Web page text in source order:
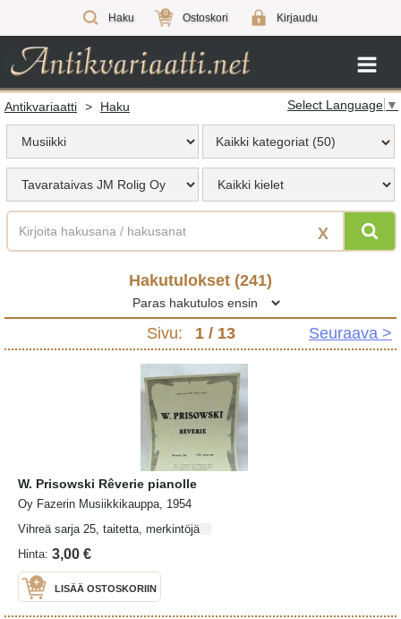
Haku 0 Ostoskori Kirjaudu
Select Language ▼
Antikvariaatti > Haku
Kaikki kategoriat (50)
X
Hakutulokset (241)
Sivu: 1 / 13 Seuraava >
W. Prisowski Rêverie pianolle
Oy Fazerin Musiikkikauppa, 1954
Vihreä sarja 25, taitetta, merkintöjä
Hinta: 3,00 €
LISÄÄ OSTOSKORIIN